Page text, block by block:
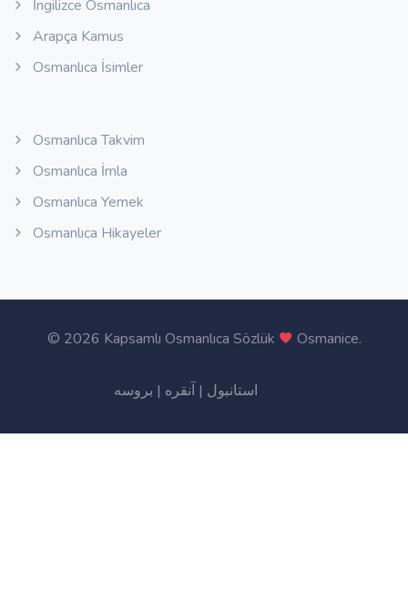
İngilizce Osmanlıca
Arapça Kamus
Osmanlıca İsimler
Osmanlıca Takvim
Osmanlıca İmla
Osmanlıca Yemek
Osmanlıca Hikayeler
© 2026 Kapsamlı Osmanlıca Sözlük Osmanice.
استانبول | آنقره | بروسه